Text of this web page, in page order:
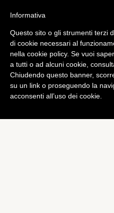
Informativa
Questo sito o gli strumenti terzi
di cookie necessari al
nella cookie policy. Se vuoi
a tutti o ad alcuni cookie,
Chiudendo questo banner,
su un link o proseguendo la
acconsenti all’uso dei cookie.